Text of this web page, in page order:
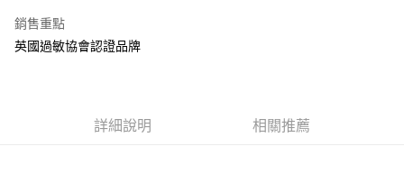
台灣樂天信用卡公司
【關於「AFTEE先享後付」】
２．便利：只要手機號碼，簡訊認證，即可結帳。
銷售重點
英國過敏協會認證品牌
詳細說明 相關推薦